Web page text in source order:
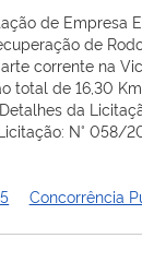
localizadas
no
Município
de
Rorainópolis
–
de
Unidade
de
Atenção
–
de Empresa
de
corrente na
total de 16,30
da
N° 058/
Concorrência